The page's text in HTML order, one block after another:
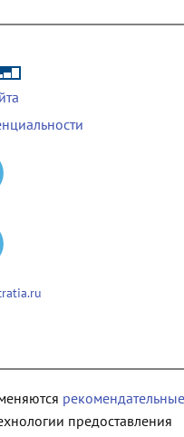
рекомендательные
предоставления